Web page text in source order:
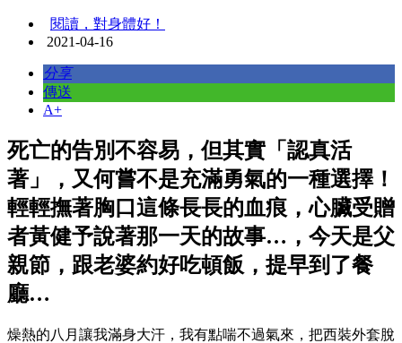
閱讀，對身體好！
2021-04-16
分享
傳送
A+
死亡的告別不容易，但其實「認真活
著」，又何嘗不是充滿勇氣的一種選擇！
輕輕撫著胸口這條長長的血痕，心臟受贈
者黃健予說著那一天的故事…，今天是父
親節，跟老婆約好吃頓飯，提早到了餐
廳…
燥熱的八月讓我滿身大汗，我有點喘不過氣來，把西裝外套脫